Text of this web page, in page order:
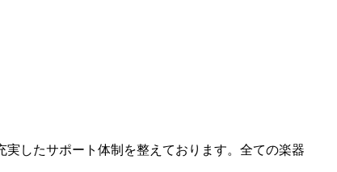
したサポート体制を整えております。全ての楽器